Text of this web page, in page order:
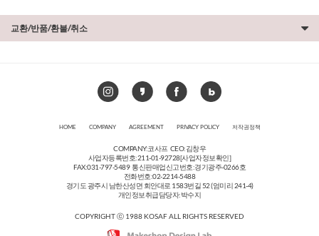
교환/반품/환불/취소
HOME COMPANY AGREEMENT PRIVACY POLICY 저작권정책
COMPANY:코사프 CEO:김창우
사업자등록번호:211-01-92728[사업자정보확인]
FAX:031-797-5489 통신판매업신고번호:경기광주-0266호
전화번호:02-2214-5488
경기도 광주시 남한산성면 회안대로 1583번길 52 (엄미리 241-4)
개인정보취급담당자:박수지
COPYRIGHT ⓒ 1988 KOSAF ALL RIGHTS RESERVED